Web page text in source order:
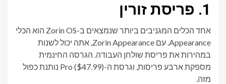
1. פריסת זורין
אחד הכלים המגניבים ביותר שנמצאים ב-Zorin OS הוא הכלי
Appearance. עם Zorin Appearance, אתה יכול לשנות
במהירות את פריסת שולחן העבודה. הגרסה החינמית
מספקת ארבע פריסות, וגרסת ה-Pro ($47.99) נותנת כפול
מזה.